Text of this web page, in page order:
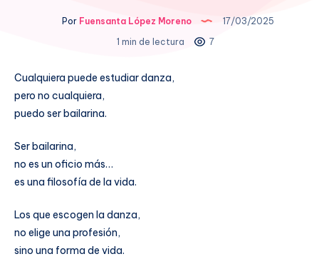
PorFuensanta López Moreno
17/03/2025
1 min de lectura
7
Cualquiera puede estudiar danza,
pero no cualquiera,
puedo ser bailarina.
Ser bailarina,
no es un oficio más…
es una filosofía de la vida.
Los que escogen la danza,
no elige una profesión,
sino una forma de vida.